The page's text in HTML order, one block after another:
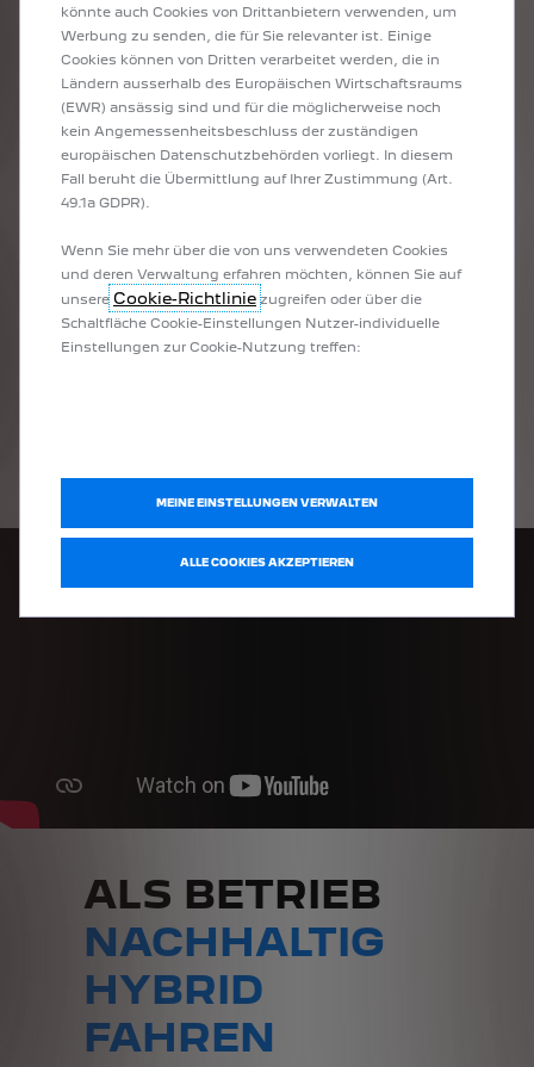
SMARTES
MULTITALENT
FÜR JEDEN
EINSATZ
Ob für Servicetechniker im Aussendienst oder den
Transport von Geschäftspartnern – der PEUGEOT 5008
eignet sich für die unterschiedlichsten Einsätze. Als neuer
Hybrid-SUV mit 5 oder 7 Sitzplätzen bietet er effiziente
Mobilität, Komfort der Extraklasse sowie ein grosszügiges
ALS BETRIEB
NACHHALTIG
HYBRID
FAHREN
könnte auch Cookies von Drittanbietern verwenden, um
Werbung zu senden, die für Sie relevanter ist. Einige
Cookies können von Dritten verarbeitet werden, die in
Ländern ausserhalb des Europäischen Wirtschaftsraums
(EWR) ansässig sind und für die möglicherweise noch
kein Angemessenheitsbeschluss der zuständigen
europäischen Datenschutzbehörden vorliegt. In diesem
Fall beruht die Übermittlung auf Ihrer Zustimmung (Art.
49.1a GDPR).
Wenn Sie mehr über die von uns verwendeten Cookies
und deren Verwaltung erfahren möchten, können Sie auf
unsere Cookie-Richtlinie zugreifen oder über die
Schaltfläche Cookie-Einstellungen Nutzer-individuelle
Einstellungen zur Cookie-Nutzung treffen:
MEINE EINSTELLUNGEN VERWALTEN
ALLE COOKIES AKZEPTIEREN